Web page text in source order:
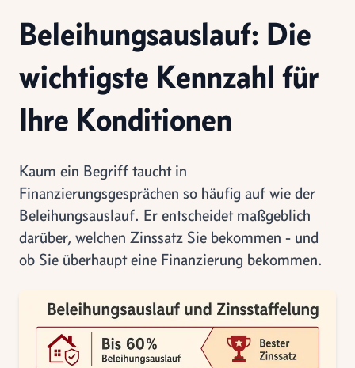
Beleihungsauslauf: Die
wichtigste Kennzahl für
Ihre Konditionen
Kaum ein Begriff taucht in
Finanzierungsgesprächen so häufig auf wie der
Beleihungsauslauf. Er entscheidet maßgeblich
darüber, welchen Zinssatz Sie bekommen - und
ob Sie überhaupt eine Finanzierung bekommen.